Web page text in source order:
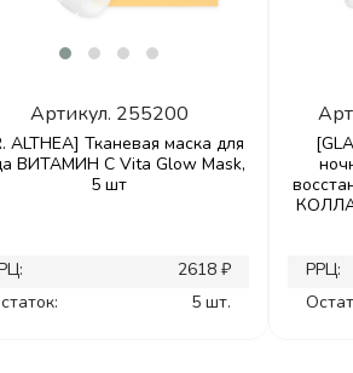
Артикул. 255200
ALTHEA] Тканевая маска для
ВИТАМИН С Vita Glow Mask,
5 шт
2618 ₽
5 шт.
РРЦ: